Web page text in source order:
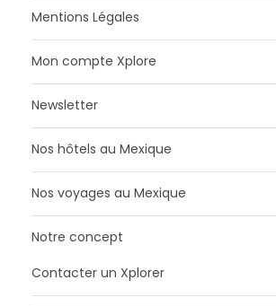
Mentions Légales
Mon compte Xplore
Newsletter
Nos hôtels au Mexique
Nos voyages au Mexique
Notre concept
Contacter un Xplorer